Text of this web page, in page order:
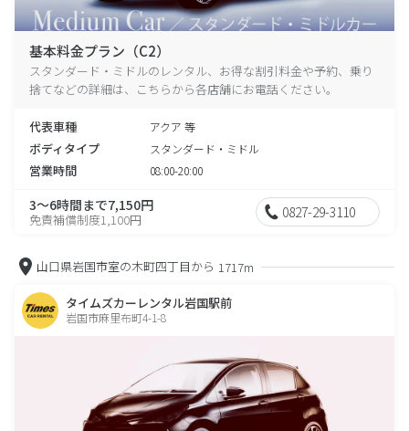
基本料金プラン（C2）
スタンダード・ミドルのレンタル、お得な割引料金や予約、乗り
捨てなどの詳細は、こちらから各店舗にお電話ください。
代表車種 アクア 等
ボディタイプ スタンダード・ミドル
営業時間 08:00-20:00
3～6時間まで7,150円
免責補償制度1,100円 0827-29-3110
山口県岩国市室の木町四丁目から 1717m
タイムズカーレンタル岩国駅前
岩国市麻里布町4-1-8